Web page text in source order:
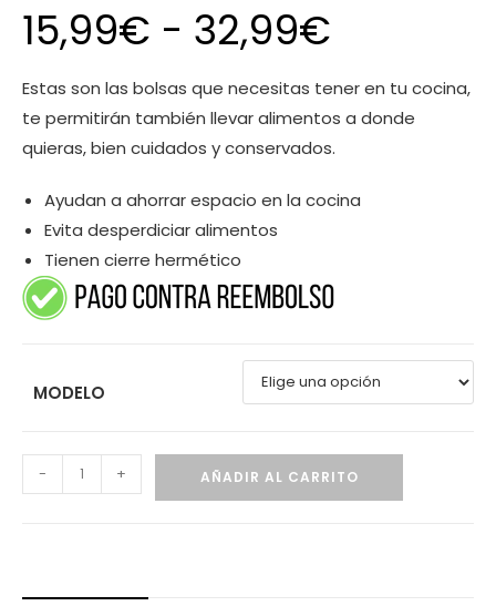
con4.65
de
5 en base
valoracione
clientes
15,99€ - 32,99€
Estas son las bolsas que necesitas tener en tu cocina,
te permitirán también llevar alimentos a donde
quieras, bien cuidados y conservados.
Ayudan a ahorrar espacio en la cocina
Evita desperdiciar alimentos
Tienen cierre hermético
MODELO
- + AÑADIR AL CARRITO